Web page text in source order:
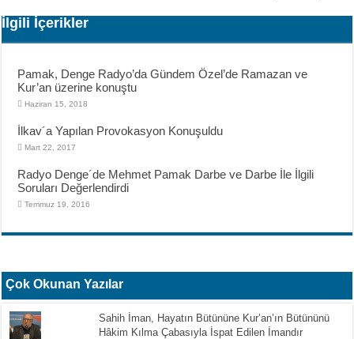
İlgili İçerikler
Pamak, Denge Radyo’da Gündem Özel’de Ramazan ve
Kur’an üzerine konuştu
Haziran 15, 2018
İlkav´a Yapılan Provokasyon Konuşuldu
Mart 22, 2017
Radyo Denge´de Mehmet Pamak Darbe ve Darbe İle İlgili
Soruları Değerlendirdi
Temmuz 19, 2016
Çok Okunan Yazılar
Sahih İman, Hayatın Bütününe Kur’an’ın Bütününü
Hâkim Kılma Çabasıyla İspat Edilen İmandır